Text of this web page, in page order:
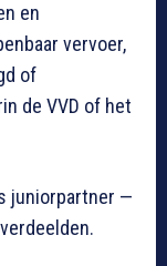
en
vervoer,
of
de VVD of het
juniorpartner —